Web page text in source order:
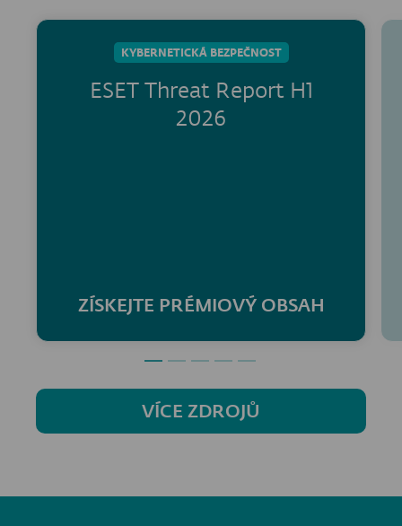
KYBERNETICKÁ BEZPEČNOST
ESET Threat Report H1
2026
ZÍSKEJTE PRÉMIOVÝ OBSAH
VÍCE ZDROJŮ